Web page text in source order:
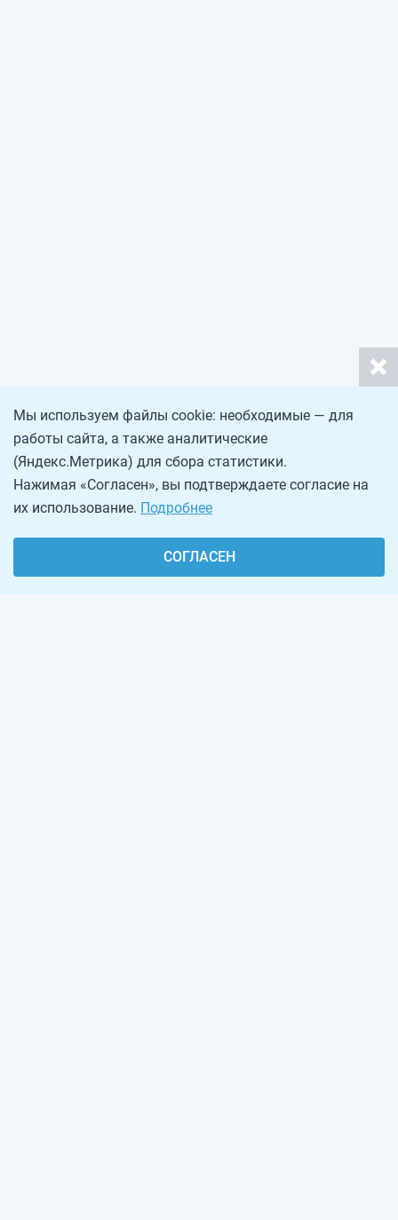
Мы используем файлы cookie: необходимые — для
работы сайта, а также аналитические
(Яндекс.Метрика) для сбора статистики.
Нажимая «Согласен», вы подтверждаете согласие на
их использование. Подробнее
СОГЛАСЕН